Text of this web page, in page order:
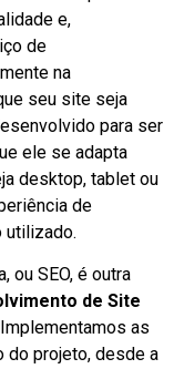
e,
de
na
seu site seja
para ser
ele se adapta
desktop, tablet ou
de
utilizado.
ou SEO, é outra
de Site
as
do projeto, desde a